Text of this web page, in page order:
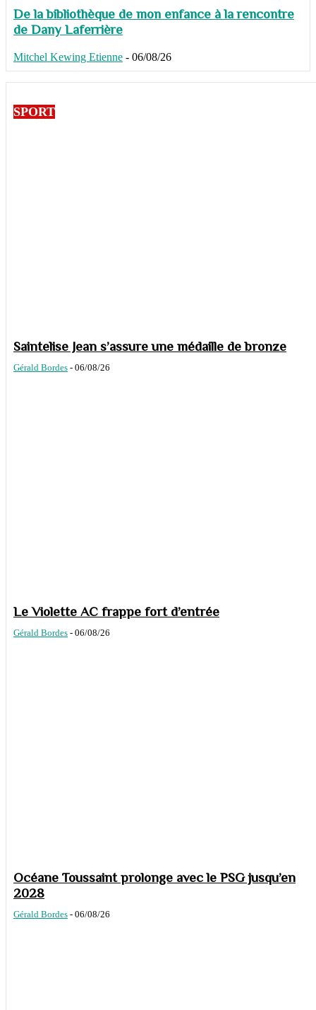
De la bibliothèque de mon enfance à la rencontre
de Dany Laferrière
Mitchel Kewing Etienne - 06/08/26
SPORT
Saintelise Jean s’assure une médaille de bronze
Gérald Bordes - 06/08/26
Le Violette AC frappe fort d’entrée
Gérald Bordes - 06/08/26
Océane Toussaint prolonge avec le PSG jusqu’en
2028
Gérald Bordes - 06/08/26